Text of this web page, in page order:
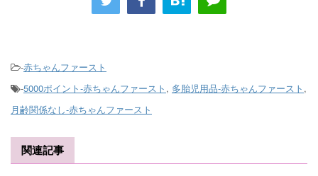
-赤ちゃんファースト
-5000ポイント-赤ちゃんファースト , 多胎児用品-赤ちゃんファースト ,
月齢関係なし-赤ちゃんファースト
関連記事